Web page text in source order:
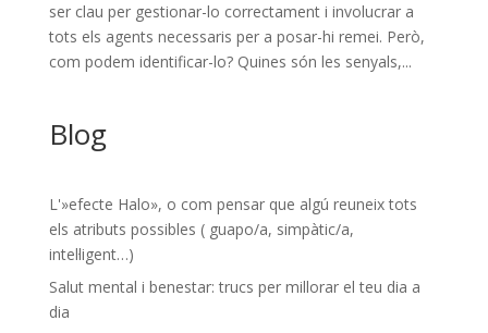
ser clau per gestionar-lo correctament i involucrar a
tots els agents necessaris per a posar-hi remei. Però,
com podem identificar-lo? Quines són les senyals,...
Blog
L'»efecte Halo», o com pensar que algú reuneix tots
els atributs possibles ( guapo/a, simpàtic/a,
intel·ligent…)
Salut mental i benestar: trucs per millorar el teu dia a
dia